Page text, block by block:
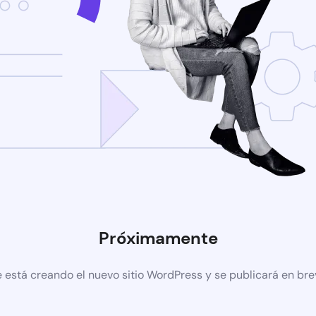
Próximamente
está creando el nuevo sitio WordPress y se publicará en